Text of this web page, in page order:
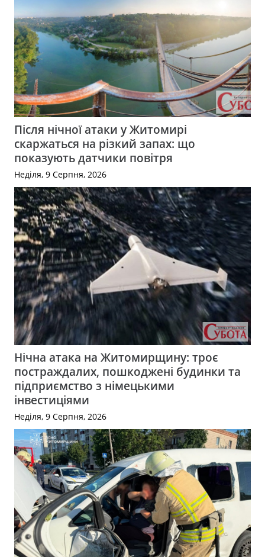
Після нічної атаки у Житомирі
скаржаться на різкий запах: що
показують датчики повітря
Неділя, 9 Серпня, 2026
Нічна атака на Житомирщину: троє
постраждалих, пошкоджені будинки та
підприємство з німецькими
інвестиціями
Неділя, 9 Серпня, 2026